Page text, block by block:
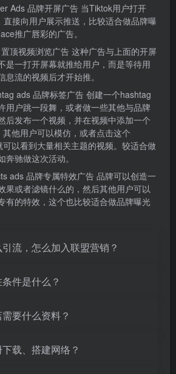
Ads 品牌开屏广告 当Tiktok用户打开
接向用户展示推送，比较适合做品牌曝
推广唇彩的广告。
顶视频浏览广告 这种广告与上面的开屏
是一打开屏幕就推给用户，而是等待用
息流的视频后才开始推。
ads 品牌标签广告 创建一个hashtag
用户跳一段舞，或者做一些其他与品牌
后发布一个视频，并在视频中添加一个
他用户可以模仿，或者点击这个
以看到大量相关主题的视频。较适合做
奔驰做这次活动。
ads 品牌专属特效广告 品牌可以创造一
果或者滤镜什么的，然后其他用户可以
有的特效，这个也比较适合做品牌曝光
流，怎么加入联盟营销？
件是什么？
要什么资料？
载、搭建网络？